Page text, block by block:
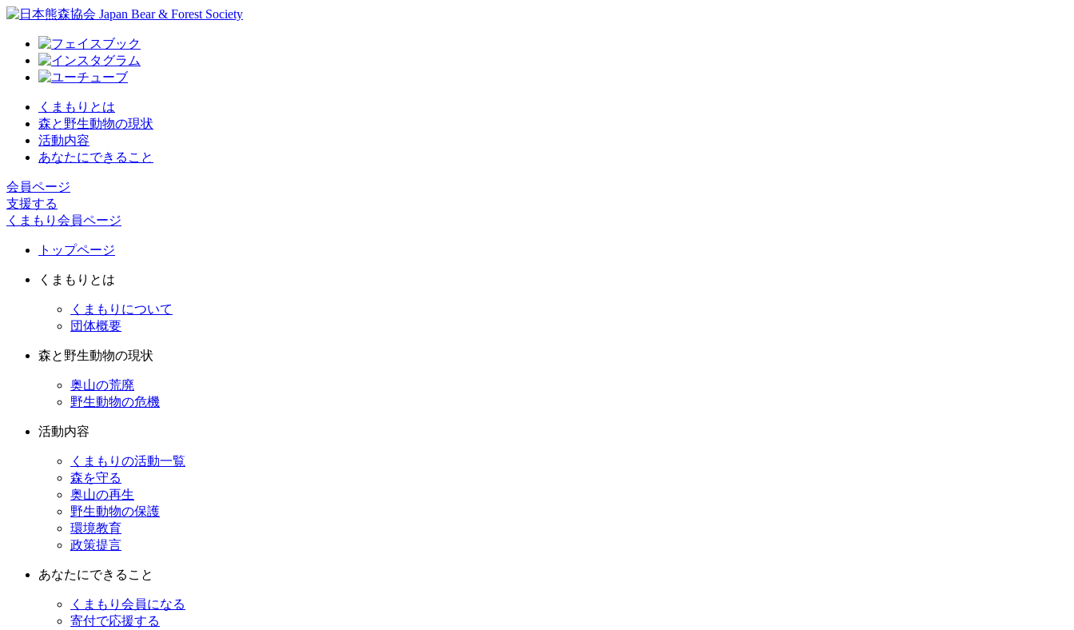
くまもりとは
森と野生動物の現状
活動内容
あなたにできること
会員ページ
支援する
くまもり会員ページ
トップページ
くまもりとは
くまもりについて
団体概要
森と野生動物の現状
奥山の荒廃
野生動物の危機
活動内容
くまもりの活動一覧
森を守る
奥山の再生
野生動物の保護
環境教育
政策提言
あなたにできること
くまもり会員になる
寄付で応援する